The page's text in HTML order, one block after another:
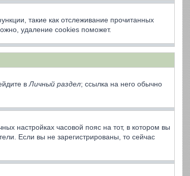
такие как отслеживание прочитанных
удаление cookies поможет.
вЛичный раздел; ссылка на него обычно
настройках часовой пояс на тот, в котором вы
Если вы не зарегистрированы, то сейчас